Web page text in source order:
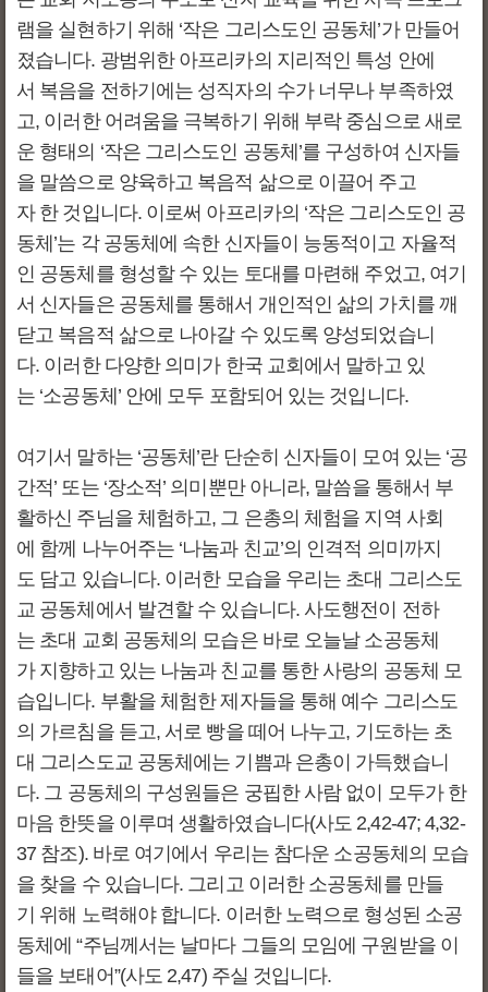
램을 실현하기 위해 ‘작은 그리스도인 공동체’가 만들어
졌습니다. 광범위한 아프리카의 지리적인 특성 안에
서 복음을 전하기에는 성직자의 수가 너무나 부족하였
고, 이러한 어려움을 극복하기 위해 부락 중심으로 새로
운 형태의 ‘작은 그리스도인 공동체’를 구성하여 신자들
을 말씀으로 양육하고 복음적 삶으로 이끌어 주고
자 한 것입니다. 이로써 아프리카의 ‘작은 그리스도인 공
동체’는 각 공동체에 속한 신자들이 능동적이고 자율적
인 공동체를 형성할 수 있는 토대를 마련해 주었고, 여기
서 신자들은 공동체를 통해서 개인적인 삶의 가치를 깨
닫고 복음적 삶으로 나아갈 수 있도록 양성되었습니
다. 이러한 다양한 의미가 한국 교회에서 말하고 있
는 ‘소공동체’ 안에 모두 포함되어 있는 것입니다.
여기서 말하는 ‘공동체’란 단순히 신자들이 모여 있는 ‘공
간적’ 또는 ‘장소적’ 의미뿐만 아니라, 말씀을 통해서 부
활하신 주님을 체험하고, 그 은총의 체험을 지역 사회
에 함께 나누어주는 ‘나눔과 친교’의 인격적 의미까지
도 담고 있습니다. 이러한 모습을 우리는 초대 그리스도
교 공동체에서 발견할 수 있습니다. 사도행전이 전하
는 초대 교회 공동체의 모습은 바로 오늘날 소공동체
가 지향하고 있는 나눔과 친교를 통한 사랑의 공동체 모
습입니다. 부활을 체험한 제자들을 통해 예수 그리스도
의 가르침을 듣고, 서로 빵을 떼어 나누고, 기도하는 초
대 그리스도교 공동체에는 기쁨과 은총이 가득했습니
다. 그 공동체의 구성원들은 궁핍한 사람 없이 모두가 한
마음 한뜻을 이루며 생활하였습니다(사도 2,42-47; 4,32-
37 참조). 바로 여기에서 우리는 참다운 소공동체의 모습
을 찾을 수 있습니다. 그리고 이러한 소공동체를 만들
기 위해 노력해야 합니다. 이러한 노력으로 형성된 소공
동체에 “주님께서는 날마다 그들의 모임에 구원받을 이
들을 보태어”(사도 2,47) 주실 것입니다.